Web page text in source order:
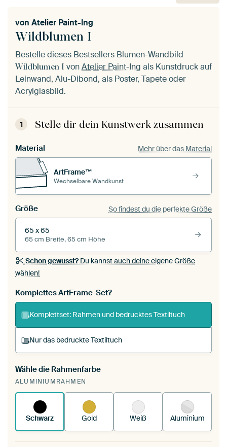
Wildblumen I
von Atelier Paint-Ing
Bestelle dieses Bestsellers Blumen-Wandbild
Wildblumen I vonAtelier Paint-Ing als Kunstdruck auf
Leinwand, Alu-Dibond, als Poster, Tapete oder
Acrylglasbild.
1 Stelle dir dein Kunstwerk zusammen
Material Mehr über das Material
ArtFrame™
Wechselbare Wandkunst
Größe So findest du die perfekte Größe
65 x 65
65 cm Breite, 65 cm Höhe
Schon gewusst?Du kannst auch deine eigene Größe
wählen!
Komplettes ArtFrame-Set?
Komplettset: Rahmen und bedrucktes Textiltuch
Nur das bedruckte Textiltuch
Du spannst einen wechselbaren Textiltuch in
deinen vorhandenen ArtFrame™.
funktioniert es.
Wähle die Rahmenfarbe
ALUMINIUMRAHMEN
Schwarz Gold Weiß Aluminium